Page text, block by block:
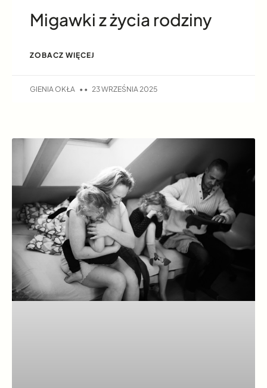
Migawki z życia rodziny
ZOBACZ WIĘCEJ
GIENIA OKŁA 23 WRZEŚNIA 2025